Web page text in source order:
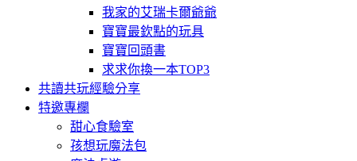
我家的艾瑞卡爾爺爺
寶寶最欽點的玩具
寶寶回頭書
求求你換一本TOP3
共讀共玩經驗分享
特邀專欄
甜心食驗室
孩想玩魔法包